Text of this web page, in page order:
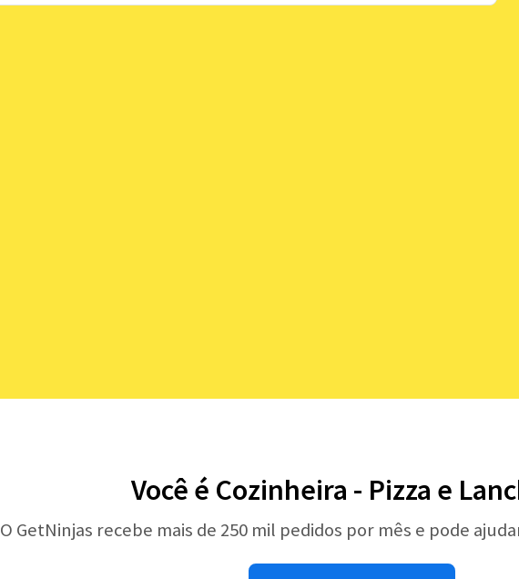
Você é Cozinheira - Pizza e
O GetNinjas recebe mais de 250 mil pedidos por mês e pode